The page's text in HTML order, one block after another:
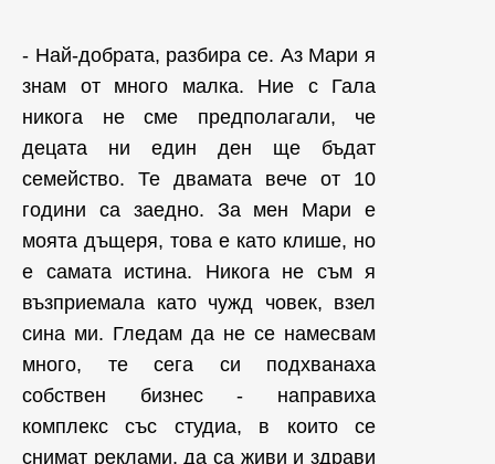
- Най-добрата, разбира се. Аз Мари я
знам от много малка. Ние с Гала
никога не сме предполагали, че
децата ни един ден ще бъдат
семейство. Те двамата вече от 10
години са заедно. За мен Мари е
моята дъщеря, това е като клише, но
е самата истина. Никога не съм я
възприемала като чужд човек, взел
сина ми. Гледам да не се намесвам
много, те сега си подхванаха
собствен бизнес - направиха
комплекс със студиа, в които се
снимат реклами, да са живи и здрави